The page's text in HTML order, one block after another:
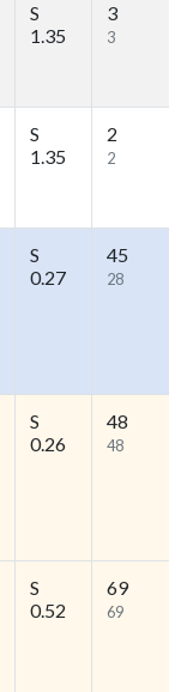
S
1.35
3
3
S
1.35
2
2
S
0.27
45
28
S
0.26
48
48
S
0.52
69
69